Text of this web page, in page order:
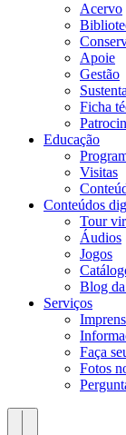
Acervo
Apoie
Gestão
Ficha
Educação
Visitas
Conteúdos
Tour
Áudios
Jogos
Blog
Serviços
Faça
Fotos